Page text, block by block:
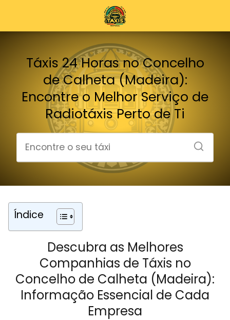
Táxis 24 Horas no Concelho
de Calheta (Madeira):
Encontre o Melhor Serviço de
Radiotáxis Perto de Ti
Índice
Descubra as Melhores
Companhias de Táxis no
Concelho de Calheta (Madeira):
Informação Essencial de Cada
Empresa